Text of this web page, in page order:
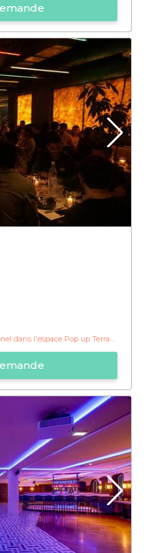
dans l'espace Pop up Terrasse